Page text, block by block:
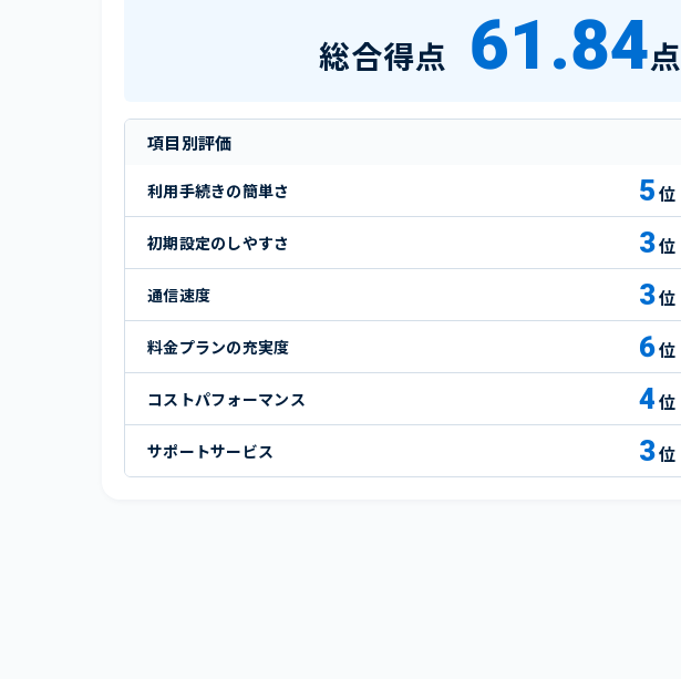
総合得点 61.84点
項目別評価
利用手続きの簡単さ 5
初期設定のしやすさ 3
通信速度 3
料金プランの充実度 6
コストパフォーマンス 4
サポートサービス 3